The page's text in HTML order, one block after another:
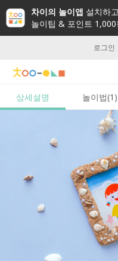
차이의 놀이앱 설치하고
놀이팁 & 포인트 1,000
로그인
상세설명 놀이법(1)